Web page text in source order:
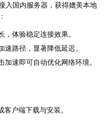
入国内服务器，获得媲美本地
，体验稳定连接效果。
速路径，显著降低延迟。
加速即可自动优化网络环境。
户端下载与安装。